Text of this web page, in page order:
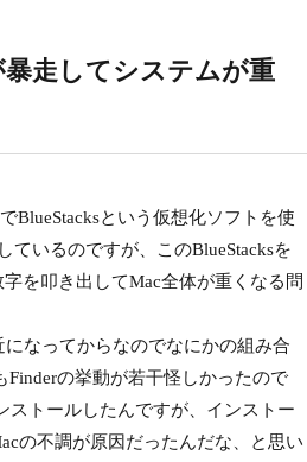
走してシステムが重
BlueStacksという仮想化ソフトを使
いるのですが、このBlueStacksを
を叩き出してMac全体が重くなる問
なってからなのでなにかの組み合
Finderの挙動が若干怪しかったので
ストールしたんですが、インストー
の不調が原因だったんだな、と思い